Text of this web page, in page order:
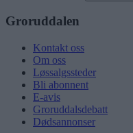
Groruddalen
Kontakt oss
Om oss
Løssalgssteder
Bli abonnent
E-avis
Groruddalsdebatt
Dødsannonser